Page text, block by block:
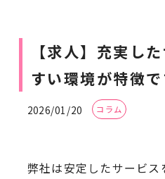
【求人】充実し
すい環境が特徴で
2026/01/20 コラム
弊社は安定したサービ